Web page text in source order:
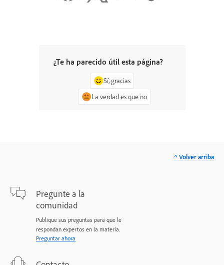
¿Te ha parecido útil esta página?
Sí, gracias
La verdad es que no
Pregunte a la
comunidad
Publique sus preguntas para que le
respondan expertos en la materia.
Preguntar ahora
^ Volver arriba